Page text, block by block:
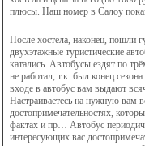
плюсы. Наш номер в Салоу
После хостела, наконец, пошли
двухэтажные туристические
катались. Автобусы ездят по
не работал, т.к. был конец
входе в автобус вам выдают
Настраиваетесь на нужную вам
достопримечательностях,
фактах и пр… Автобус
интересующих вас